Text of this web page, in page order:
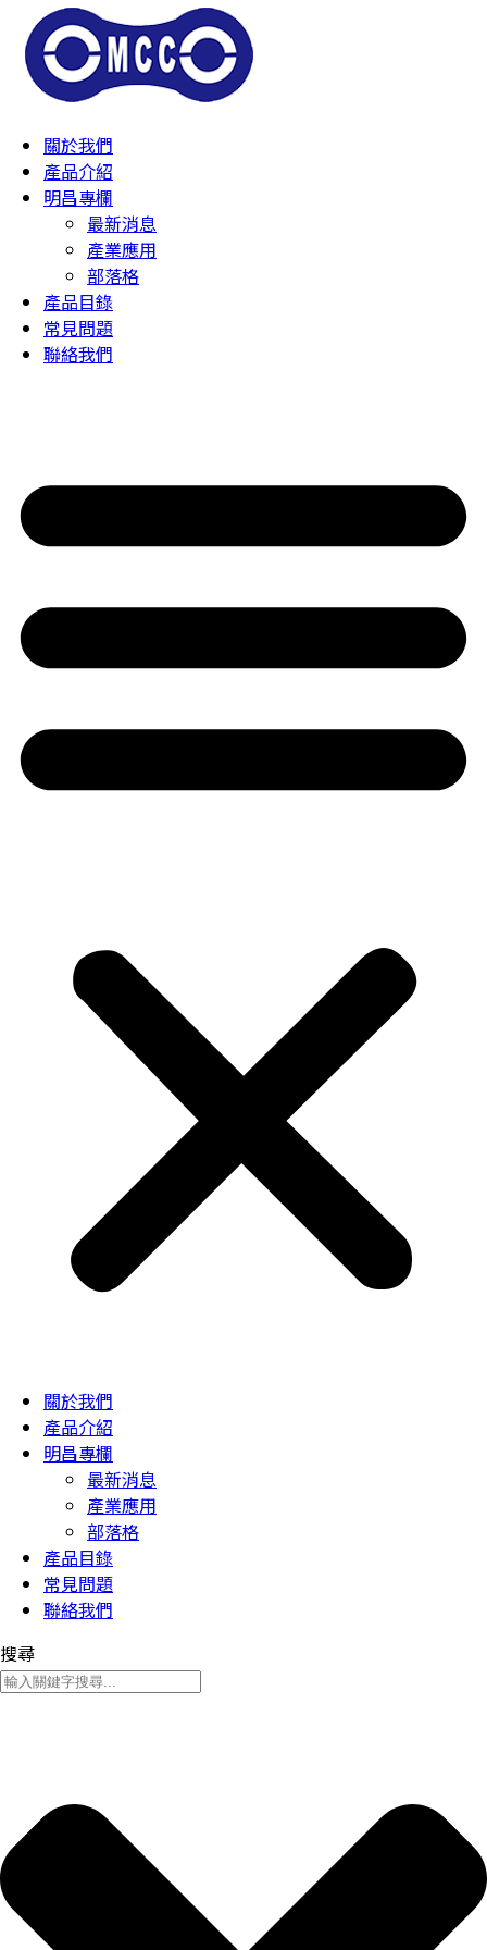
關於我們
產品介紹
明昌專欄
最新消息
產業應用
部落格
產品目錄
常見問題
聯絡我們
關於我們
產品介紹
明昌專欄
最新消息
產業應用
部落格
產品目錄
常見問題
聯絡我們
搜尋